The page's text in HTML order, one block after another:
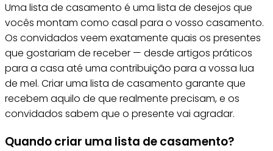
Uma lista de casamento é uma lista de desejos que
vocês montam como casal para o vosso casamento.
Os convidados veem exatamente quais os presentes
que gostariam de receber — desde artigos práticos
para a casa até uma contribuição para a vossa lua
de mel. Criar uma lista de casamento garante que
recebem aquilo de que realmente precisam, e os
convidados sabem que o presente vai agradar.
Quando criar uma lista de casamento?